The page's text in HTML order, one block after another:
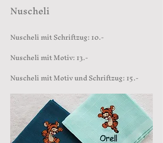
Nuscheli
Nuscheli mit Schriftzug: 10.-
Nuscheli mit Motiv: 13.-
Nuscheli mit Motiv und Schriftzug: 15.-